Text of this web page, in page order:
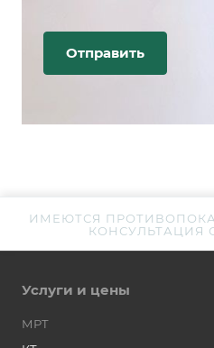
ИМЕЮТСЯ
КОНСУЛЬТАЦИЯ
Услуги и цены
МРТ